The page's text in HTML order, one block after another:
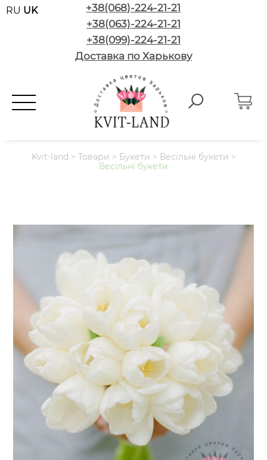
RU UK
+38(068)-224-21-21
+38(063)-224-21-21
+38(099)-224-21-21
Доставка по Харькову
Kvit-land > Товари > Букети > Весільні букети >
Весільні букети